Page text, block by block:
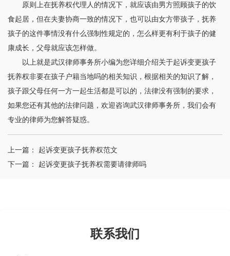
原则上在抚养权代理人的情况下，就应该由男方照顾孩子的饮
食起居，但在夫妻协商一致的情况下，也可以由女方带孩子，抚养
孩子的这件事情没有什么强制性规定的，怎么样更有利于孩子的健
康成长，父母就应该怎样做。
以上就是武汉律师事务所小编为您详细介绍关于起诉变更孩子
抚养权非要在孩子户籍当地吗的相关知识，根据相关的知识了解，
孩子跟父母任何一方一起生活都是可以的，法律没有强制的要求，
如果您还有其他的法律问题，欢迎咨询武汉律师事务所，我们会有
专业的律师为您解答疑惑。
上一篇： 起诉变更孩子抚养权范文
下一篇： 起诉变更孩子抚养权需要请律师吗
联系我们